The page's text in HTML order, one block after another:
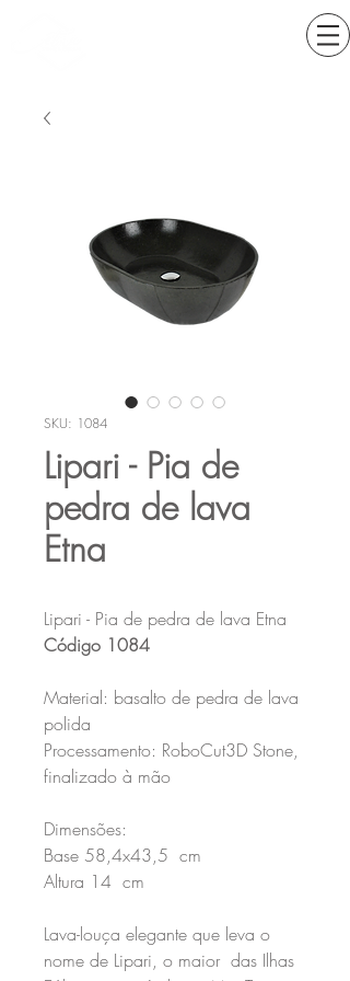
SKU: 1084
Lipari - Pia de
pedra de lava
Etna
Lipari - Pia de pedra de lava Etna
Código 1084
Material: basalto de pedra de lava
polida
Processamento: RoboCut3D Stone,
finalizado à mão
Dimensões:
Base 58,4x43,5 cm
Altura 14 cm
Lava-louça elegante que leva o
nome de Lipari, o maior das Ilhas